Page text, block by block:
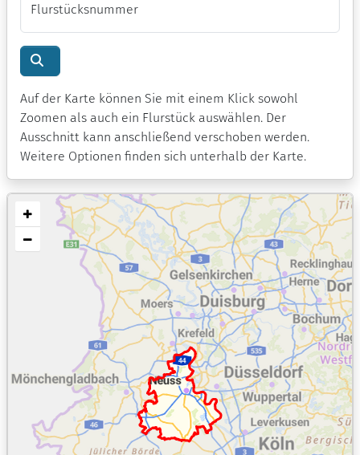
Flurstücksnummer
Auf der Karte können Sie mit einem Klick sowohl
Zoomen als auch ein Flurstück auswählen. Der
Ausschnitt kann anschließend verschoben werden.
Weitere Optionen finden sich unterhalb der Karte.